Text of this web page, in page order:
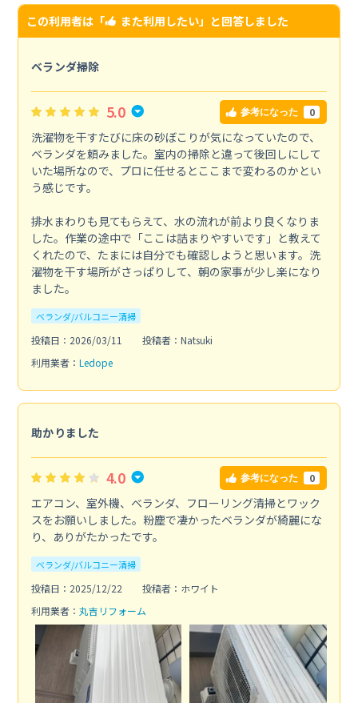
この利用者は「 また利用したい」と回答しました
ベランダ掃除
5.0 参考になった 0
洗濯物を干すたびに床の砂ぼこりが気になっていたので、
ベランダを頼みました。室内の掃除と違って後回しにして
いた場所なので、プロに任せるとここまで変わるのかとい
う感じです。
排水まわりも見てもらえて、水の流れが前より良くなりま
した。作業の途中で「ここは詰まりやすいです」と教えて
くれたので、たまには自分でも確認しようと思います。洗
濯物を干す場所がさっぱりして、朝の家事が少し楽になり
ました。
ベランダ/バルコニー清掃
投稿日：2026/03/11
投稿者：Natsuki
利用業者： Ledope
助かりました
4.0 参考になった 0
エアコン、室外機、ベランダ、フローリング清掃とワック
スをお願いしました。粉塵で凄かったベランダが綺麗にな
り、ありがたかったです。
ベランダ/バルコニー清掃
投稿日：2025/12/22
投稿者：ホワイト
利用業者： 丸吉リフォーム